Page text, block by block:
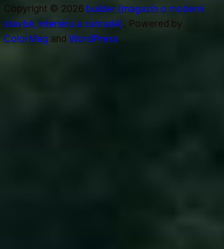
Copyright © 2026 builder (magazín o moderní
stavbě, interiéru a zahradě). Powered by
ColorMag and WordPress.